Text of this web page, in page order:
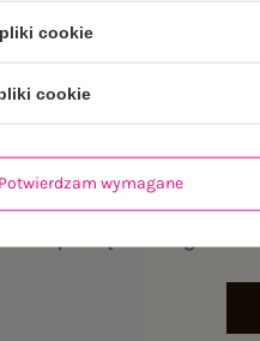
cookie
cookie
Potwierdzam wymagane